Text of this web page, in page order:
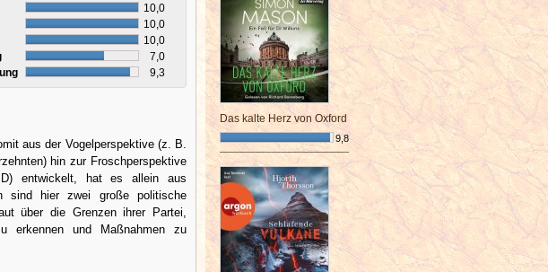
10,0
10,0
10,0
7,0
9,3
aus der Vogelperspektive (z. B.
hin zur Froschperspektive
entwickelt, hat es allein aus
sind hier zwei große politische
über die Grenzen ihrer Partei,
erkennen und Maßnahmen zu
Das kalte Herz von Oxford
9,8
¯¯¯¯¯¯¯¯¯¯¯¯¯¯¯¯¯¯¯¯¯¯¯¯